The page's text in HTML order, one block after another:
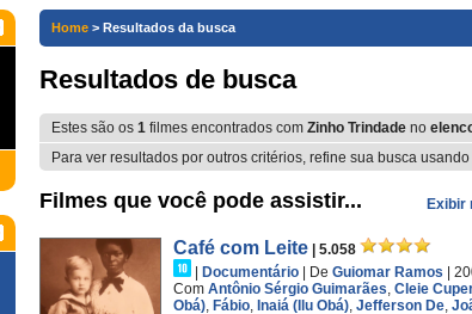
Home > Resultados da busca
Resultados de busca
Estes são os 1 filmes encontrados com Zinho Trindade no
Para ver resultados por outros critérios, refine sua busca
Exibir
Filmes que você pode assistir...
Café com Leite
| 5.058
Documentário De Guiomar Ramos |
Com Antônio Sérgio Guimarães, Cleie
Obá), Fábio, Inaiá (Ilu Obá), Jefferson De,